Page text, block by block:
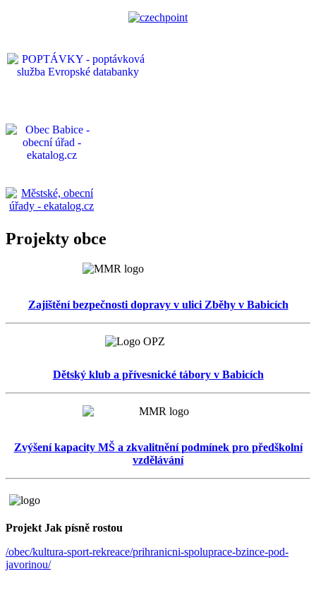
Projekty obce
Zajištění bezpečnosti dopravy v ulici Zběhy v Babicích
Dětský klub a přívesnické tábory v Babicích
Zvýšení kapacity MŠ a zkvalitnění podmínek pro předškolní
vzdělávání
Projekt Jak písně rostou
/obec/kultura-sport-rekreace/prihranicni-spoluprace-bzince-pod-
javorinou/